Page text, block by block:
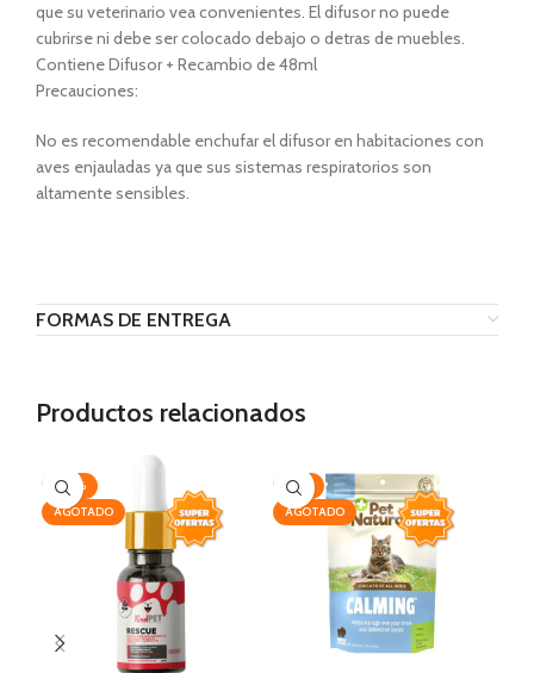
que su veterinario vea convenientes. El difusor no puede
cubrirse ni debe ser colocado debajo o detras de muebles.
Contiene Difusor + Recambio de 48ml
Precauciones:
No es recomendable enchufar el difusor en habitaciones con
aves enjauladas ya que sus sistemas respiratorios son
altamente sensibles.
FORMAS DE ENTREGA
Productos relacionados
-20%
AGOTADO
-13%
AGOTADO